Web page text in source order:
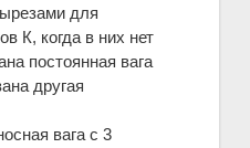
для
К, когда в них нет
постоянная вага
другая
вага с 3